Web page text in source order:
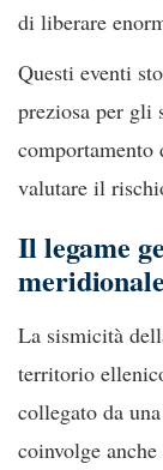
di liberare
Questi eventi
preziosa per gli
comportamento
valutare il
Il legame
meridionale
La sismicità
territorio
collegato da
coinvolge anche